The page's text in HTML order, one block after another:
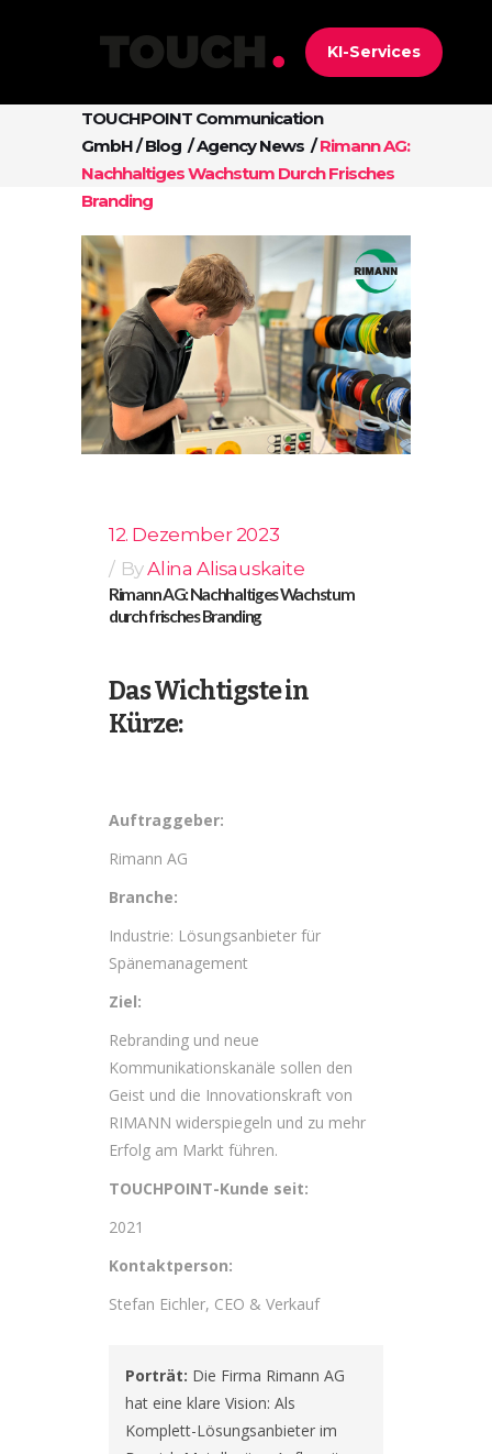
KI-Services
TOUCHPOINT Communication
GmbH/Blog /Agency News /Rimann AG:
Nachhaltiges Wachstum Durch Frisches
Branding
12. Dezember 2023
ByAlina Alisauskaite
Rimann AG: Nachhaltiges Wachstum
durch frisches Branding
Das Wichtigste in
Kürze:
Auftraggeber:
Rimann AG
Branche:
Industrie: Lösungsanbieter für
Spänemanagement
Ziel:
Rebranding und neue
Kommunikationskanäle sollen den
Geist und die Innovationskraft von
RIMANN widerspiegeln und zu mehr
Erfolg am Markt führen.
TOUCHPOINT-Kunde seit:
2021
Kontaktperson:
Stefan Eichler, CEO & Verkauf
Porträt: Die Firma Rimann AG
hat eine klare Vision: Als
Komplett-Lösungsanbieter im